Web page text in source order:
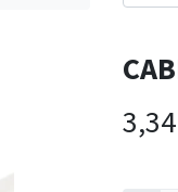
3,34